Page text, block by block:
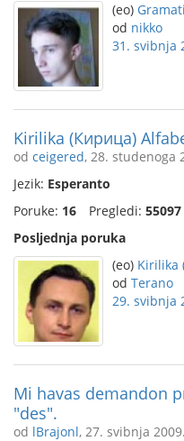
(eo)
od nikko
31. svibnja
Kirilika (Кирица)
od ceigered, 28. studenoga
Jezik: Esperanto
Poruke: 16 Pregledi: 55097
Posljednja poruka
(eo) Kirilika
od Terano
29. svibnja
Mi havas demandon
"des".
od lBrajonl, 27. svibnja 2009.